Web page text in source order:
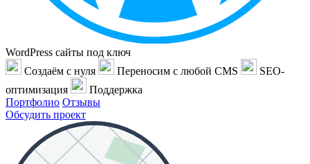
WordPress сайты под ключ
Создаём с нуля
Переносим с любой CMS
SEO-
оптимизация
Поддержка
Портфолио Отзывы
Обсудить проект